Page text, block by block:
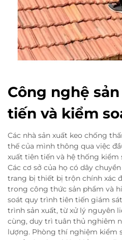
Công nghệ
tiến và kiểm
Các nhà sản xuất keo chống
thế của mình thông qua việc
xuất tiên tiến và hệ thống kiểm
Các cơ sở của họ có dây
trang bị thiết bị trộn chính xác
trong công thức sản phẩm và
soát quy trình tiên tiến giám
trình sản xuất, từ xử lý nguyên
cùng, duy trì tuân thủ nghiêm
lượng. Phòng thí nghiệm kiểm